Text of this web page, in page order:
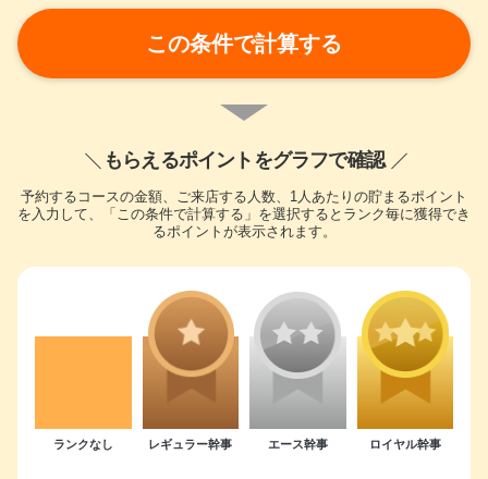
この条件で計算する
もらえるポイントをグラフで確認
予約するコースの金額、ご来店する人数、1人あたりの貯まるポイント
を入力して、「この条件で計算する」を選択するとランク毎に獲得でき
るポイントが表示されます。
ランクなし レギュラー幹事 エース幹事 ロイヤル幹事